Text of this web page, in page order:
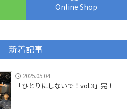
Online Shop
新着記事
2025.05.04
「ひとりにしないで！vol.3」完！